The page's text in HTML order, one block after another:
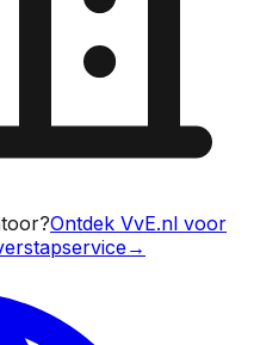
Ontdek VvE.nl voor
→